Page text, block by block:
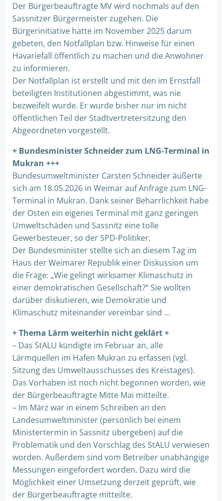
Der Bürgerbeauftragte MV wird nochmals auf den
Sassnitzer Bürgermeister zugehen. Die
Bürgerinitiative hatte im November 2025 darum
gebeten, den Notfallplan bzw. Hinweise für einen
Havariefall öffentlich zu machen und die Anwohner
zu informieren.
Der Notfallplan ist erstellt und mit den im Ernstfall
beteiligten Institutionen abgestimmt, was nie
bezweifelt wurde. Er wurde bisher nur im nicht
öffentlichen Teil der Stadtvertretersitzung den
Abgeordneten vorgestellt.
+ Bundesminister Schneider zum LNG-Terminal in
Mukran +++
Bundesumweltminister Carsten Schneider äußerte
sich am 18.05.2026 in Weimar auf Anfrage zum LNG-
Terminal in Mukran. Dank seiner Beharrlichkeit habe
der Osten ein eigenes Terminal mit ganz geringen
Umweltschäden und Sassnitz eine tolle
Gewerbesteuer, so der SPD-Politiker.
Der Bundesminister stellte sich an diesem Tag im
Haus der Weimarer Republik einer Diskussion um
die Frage: „Wie gelingt wirksamer Klimaschutz in
einer demokratischen Gesellschaft?“ Sie wollten
darüber diskutieren, wie Demokratie und
Klimaschutz miteinander vereinbar sind …
+ Thema Lärm weiterhin nicht geklärt +
– Das StALU kündigte im Februar an, alle
Lärmquellen im Hafen Mukran zu erfassen (vgl.
Sitzung des Umweltausschusses des Kreistages).
Das Vorhaben ist noch nicht begonnen worden, wie
der Bürgerbeauftragte Mitte Mai mitteilte.
– Im März war in einem Schreiben an den
Landesumweltminister (persönlich bei einem
Ministertermin in Sassnitz übergeben) auf die
Problematik und den Vorschlag des StALU verwiesen
worden. Außerdem sind vom Betreiber unabhängige
Messungen eingefordert worden. Dazu wird die
Möglichkeit einer Umsetzung derzeit geprüft, wie
der Bürgerbeauftragte mitteilte.